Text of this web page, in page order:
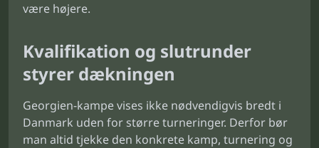
være højere.
Kvalifikation og slutrunder
styrer dækningen
Georgien-kampe vises ikke nødvendigvis bredt i
Danmark uden for større turneringer. Derfor bør
man altid tjekke den konkrete kamp, turnering og